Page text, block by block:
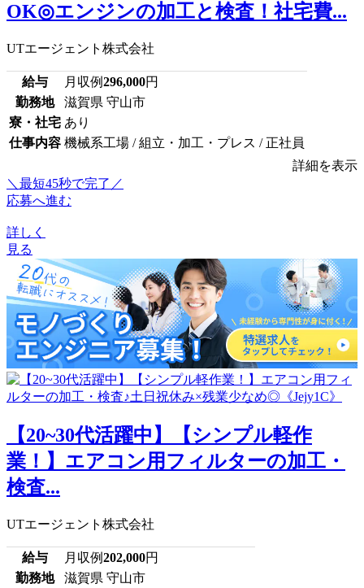
OK◎エンジンの加工と検査！社宅費...
UTエージェント株式会社
給与 月収例296,000円
勤務地
滋賀県 守山市
寮・社宅 あり
仕事内容 機械系工場 / 組立・加工・プレス / 正社員
詳細を表示
＼最短45秒で完了／
応募へ進む
詳しく
見る
【20~30代活躍中】【シンプル軽作
業！】エアコン用フィルターの加工・
検査...
UTエージェント株式会社
給与 月収例202,000円
勤務地
滋賀県 守山市